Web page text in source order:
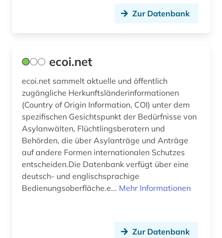
Zur Datenbank
ecoi.net
ecoi.net sammelt aktuelle und öffentlich
zugängliche Herkunftsländerinformationen
(Country of Origin Information, COI) unter dem
spezifischen Gesichtspunkt der Bedürfnisse von
Asylanwälten, Flüchtlingsberatern und
Behörden, die über Asylanträge und Anträge
auf andere Formen internationalen Schutzes
entscheiden.Die Datenbank verfügt über eine
deutsch- und englischsprachige
Bedienungsoberfläche.e... Mehr Informationen
Zur Datenbank